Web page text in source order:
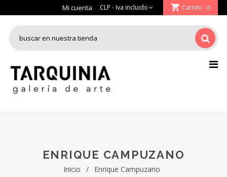
Mi cuenta Carrito : 0
ENRIQUE CAMPUZANO
Inicio / Enrique Campuzano